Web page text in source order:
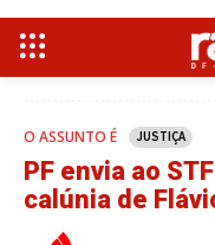
O ASSUNTO É JUSTIÇA
PF envia ao
calúnia de